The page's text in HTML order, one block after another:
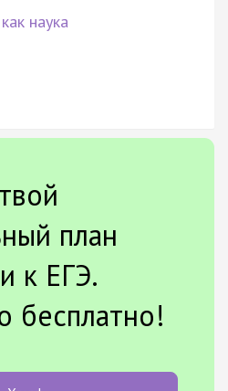
наука
план
к ЕГЭ.
бесплатно!